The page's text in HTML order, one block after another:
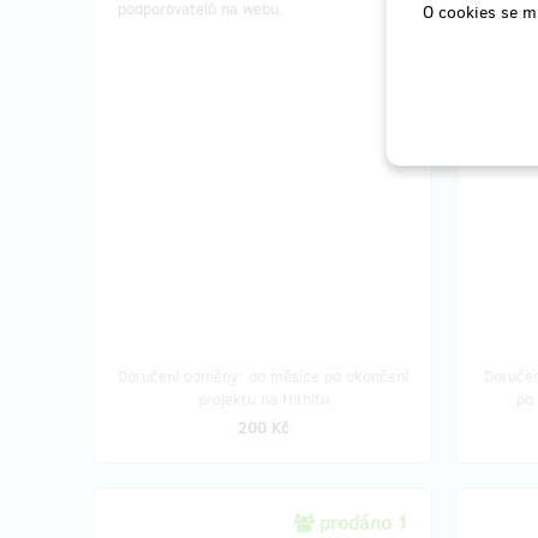
O cookies se
podporovatelů na webu.
200 Kč
Včetně
prodáno 1